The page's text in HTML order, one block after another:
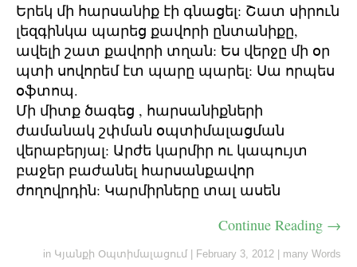
Երեկ մի հարսանիք էի գնացել: Շատ սիրուն
լեզգինկա պարեց քավորի ընտանիքը,
ավելի շատ քավորի տղան: Ես վերջը մի օր
պտի սովորեմ էտ պարը պարել: Սա որպես
օֆտոպ.
Մի միտք ծագեց , հարսանիքների
ժամանակ շփման օպտիմալացման
վերաբերյալ: Արժե կարմիր ու կապույտ
բաջեր բաժանել հարսանքավոր
ժողովրդին: Կարմիրները տալ ասեն
Continue Reading →
in Կյանքի Օպտիմալացում February 3, 2012 many Words